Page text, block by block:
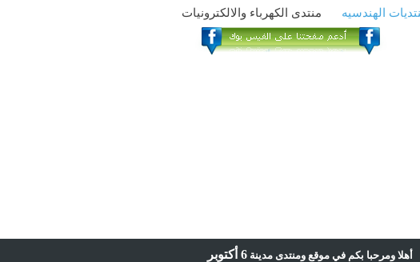
الهندسيه منتدى الكهرباء والالكترونيات
أهلا ومرحبا بكم في موقع ومنتدى مدينة6 أكتوبر